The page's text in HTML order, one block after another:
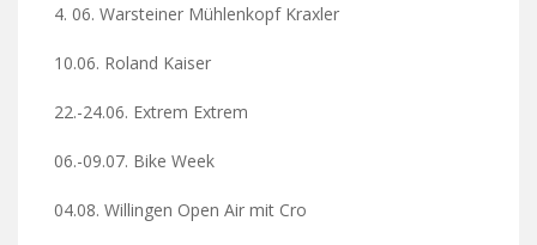
4. 06. Warsteiner Mühlenkopf Kraxler
10.06. Roland Kaiser
22.-24.06. Extrem Extrem
06.-09.07. Bike Week
04.08. Willingen Open Air mit Cro